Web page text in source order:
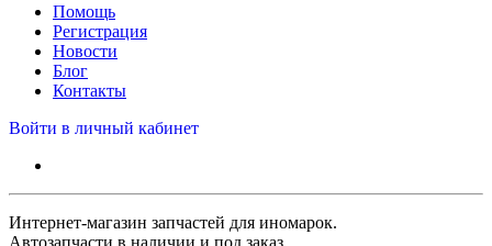
Помощь
Регистрация
Новости
Блог
Контакты
Войти в личный кабинет
Интернет-магазин запчастей для иномарок.
Автозапчасти в наличии и под заказ.